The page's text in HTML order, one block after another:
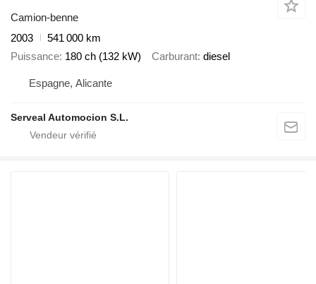
Camion-benne
2003
541 000 km
Puissance 180 ch (132 kW) Carburant diesel
Espagne, Alicante
Serveal Automocion S.L.